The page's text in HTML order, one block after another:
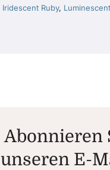
Iridescent Ruby, Luminescent
Abonnieren
unseren E-